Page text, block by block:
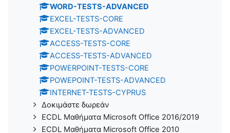
WORD-TESTS-ADVANCED
EXCEL-TESTS-CORE
EXCEL-TESTS-ADVANCED
ACCESS-TESTS-CORE
ACCESS-TESTS-ADVANCED
POWERPOINT-TESTS-CORE
POWEPOINT-TESTS-ADVANCED
INTERNET-TESTS-CYPRUS
Δοκιμάστε δωρεάν
ECDL Μαθήματα Microsoft Office 2016/2019
ECDL Μαθήματα Microsoft Office 2010